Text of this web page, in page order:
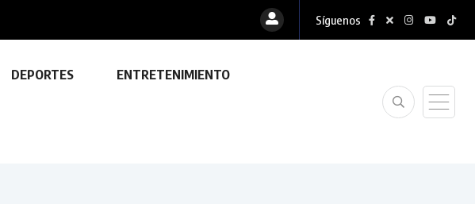
Síguenos
DEPORTES ENTRETENIMIENTO